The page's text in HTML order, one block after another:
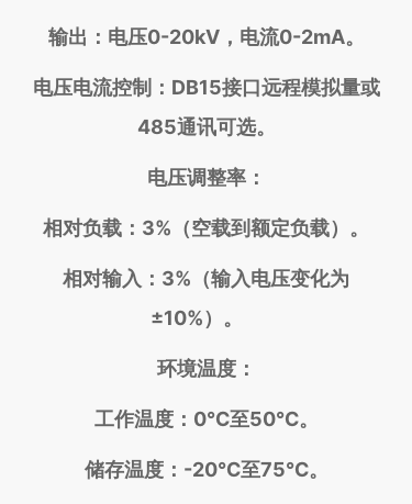
输出：电压0-20kV，电流0-2mA。
电压电流控制：DB15接口远程模拟量或
485通讯可选。
电压调整率：
相对负载：3%（空载到额定负载）。
相对输入：3%（输入电压变化为
±10%）。
环境温度：
工作温度：0℃至50℃。
储存温度：-20℃至75℃。